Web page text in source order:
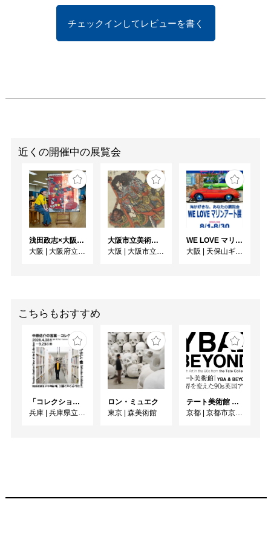
チェックインしてレビューを書く
近くの開催中の展覧会
浅田政志×大阪府20世紀美術コレクション展 画家と家族のここだけの話
大阪
大阪府立江之子島文化芸術創造センター [enoco]
大阪市立美術館開館90周年記念特別展 「水滸伝」
大阪
大阪市立美術館
WE LOVE マリンアート展 ～海の絵で癒されよう～
大阪
天保山ギャラリー
こちらもおすすめ
「コレクション展Ⅰ 中原佑介の言葉－コレクションを見るあたらしい眼」
兵庫
兵庫県立美術館
ロン・ミュエク
東京
森美術館
テート美術館 ― YBA & BEYOND 世界を変えた90s英国アート
京都
京都市京セラ美術館